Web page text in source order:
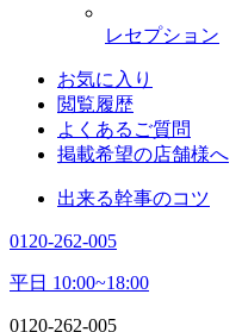
レセプション
お気に入り
閲覧履歴
よくあるご質問
掲載希望の店舗様へ
出来る幹事のコツ
0120-262-005
平日 10:00~18:00
0120-262-005